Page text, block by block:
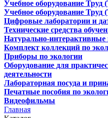
Учебное оборудование Труд
Учебное оборудование Труд
Цифровые лаборатории и
Технические средства
Натурально-интерактивные
Комплект коллекций по
Приборы по экологии
Оборудование для
деятельности
Лабораторная посуда и
Печатные пособия по
Видеофильмы
Главная